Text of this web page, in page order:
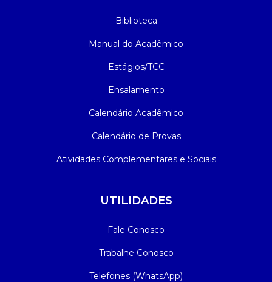
Biblioteca
Manual do Acadêmico
Estágios/TCC
Ensalamento
Calendário Acadêmico
Calendário de Provas
Atividades Complementares e Sociais
UTILIDADES
Fale Conosco
Trabalhe Conosco
Telefones (WhatsApp)